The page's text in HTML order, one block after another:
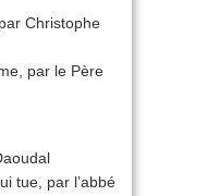
Christophe
par le Père
tue, par l’abbé